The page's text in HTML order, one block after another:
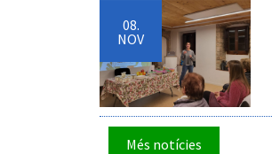
08.
NOV
Més notícies